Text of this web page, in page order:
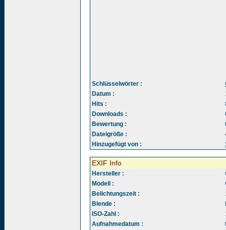
Schlüsselwörter :
Datum :
Hits :
Downloads :
Bewertung :
Dateigröße :
Hinzugefügt von :
EXIF Info
Hersteller :
Modell :
Belichtungszeit :
Blende :
ISO-Zahl :
Aufnahmedatum :